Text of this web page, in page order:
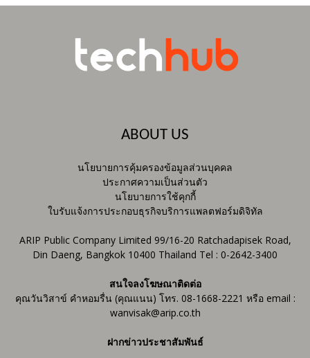
ABOUT US
นโยบายการคุ้มครองข้อมูลส่วนบุคคล
ประกาศความเป็นส่วนตัว
นโยบายการใช้คุกกี้
ใบรับแจ้งการประกอบธุรกิจบริการแพลตฟอร์มดิจิทัล
ARIP Public Company Limited 99/16-20 Ratchadapisek Road,
Din Daeng, Bangkok 10400 Thailand Tel : 0-2642-3400
สนใจลงโฆษณาติดต่อ
คุณวันวิสาข์ คำหอมรื่น (คุณแนน) โทร. 08-1668-2221 หรือ email :
wanvisak@arip.co.th
ฝากข่าวประชาสัมพันธ์